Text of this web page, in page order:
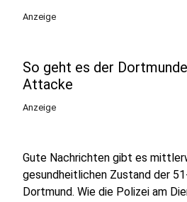
Anzeige
So geht es der
Attacke
Anzeige
Gute Nachrichten gibt es
gesundheitlichen Zustand der
Dortmund. Wie die Polizei am